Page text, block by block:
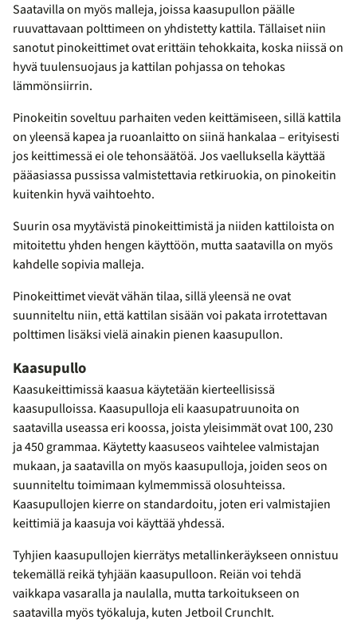
Saatavilla on myös malleja, joissa kaasupullon päälle
ruuvattavaan polttimeen on yhdistetty kattila. Tällaiset niin
sanotut pinokeittimet ovat erittäin tehokkaita, koska niissä on
hyvä tuulensuojaus ja kattilan pohjassa on tehokas
lämmönsiirrin.
Pinokeitin soveltuu parhaiten veden keittämiseen, sillä kattila
on yleensä kapea ja ruoanlaitto on siinä hankalaa – erityisesti
jos keittimessä ei ole tehonsäätöä. Jos vaelluksella käyttää
pääasiassa pussissa valmistettavia retkiruokia, on pinokeitin
kuitenkin hyvä vaihtoehto.
Suurin osa myytävistä pinokeittimistä ja niiden kattiloista on
mitoitettu yhden hengen käyttöön, mutta saatavilla on myös
kahdelle sopivia malleja.
Pinokeittimet vievät vähän tilaa, sillä yleensä ne ovat
suunniteltu niin, että kattilan sisään voi pakata irrotettavan
polttimen lisäksi vielä ainakin pienen kaasupullon.
Kaasupullo
Kaasukeittimissä kaasua käytetään kierteellisissä
kaasupulloissa. Kaasupulloja eli kaasupatruunoita on
saatavilla useassa eri koossa, joista yleisimmät ovat 100, 230
ja 450 grammaa. Käytetty kaasuseos vaihtelee valmistajan
mukaan, ja saatavilla on myös kaasupulloja, joiden seos on
suunniteltu toimimaan kylmemmissä olosuhteissa.
Kaasupullojen kierre on standardoitu, joten eri valmistajien
keittimiä ja kaasuja voi käyttää yhdessä.
Tyhjien kaasupullojen kierrätys metallinkeräykseen onnistuu
tekemällä reikä tyhjään kaasupulloon. Reiän voi tehdä
vaikkapa vasaralla ja naulalla, mutta tarkoitukseen on
saatavilla myös työkaluja, kuten Jetboil CrunchIt.